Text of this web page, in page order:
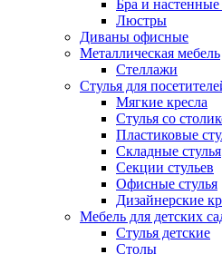
Бра и
Люстры
Диваны офисные
Металлическая мебель
Стеллажи
Стулья для
Мягкие кресла
Стулья со
Пластиковые
Складные стулья
Секции стульев
Офисные стулья
Дизайнерские
Мебель для детских
Стулья детские
Столы